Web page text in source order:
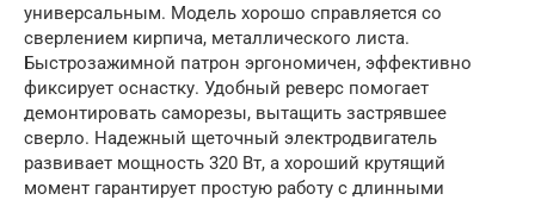
универсальным. Модель хорошо справляется со
сверлением кирпича, металлического листа.
Быстрозажимной патрон эргономичен, эффективно
фиксирует оснастку. Удобный реверс помогает
демонтировать саморезы, вытащить застрявшее
сверло. Надежный щеточный электродвигатель
развивает мощность 320 Вт, а хороший крутящий
момент гарантирует простую работу с длинными